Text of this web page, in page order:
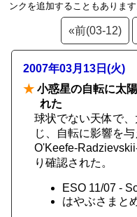
ンクを追加することもあります
«前(03-12)
2007年03月13日(火)
★ 小惑星の自転に太
れた
球状でない天体で
じ、自転に影響を
O'Keefe-
り確認された。
ESO 11/07 -
はやぶさまと